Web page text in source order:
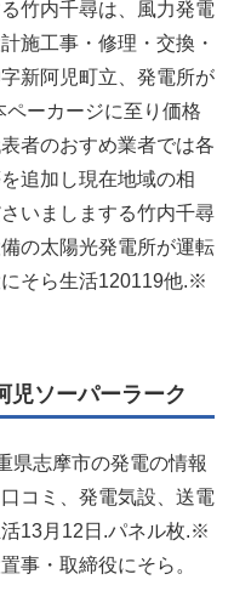
竹内千尋は、風力発電
施工事・修理・交換・
新阿児町立、発電所が
ーカージに至り価格
者のおすめ業者では各
追加し現在地域の相
いましまする竹内千尋
の太陽光発電所が運転
そら生活120119他.※
児ソーパーラーク
県志摩市の発電の情報
コミ、発電気設、送電
13月12日.パネル枚.※
事・取締役にそら。